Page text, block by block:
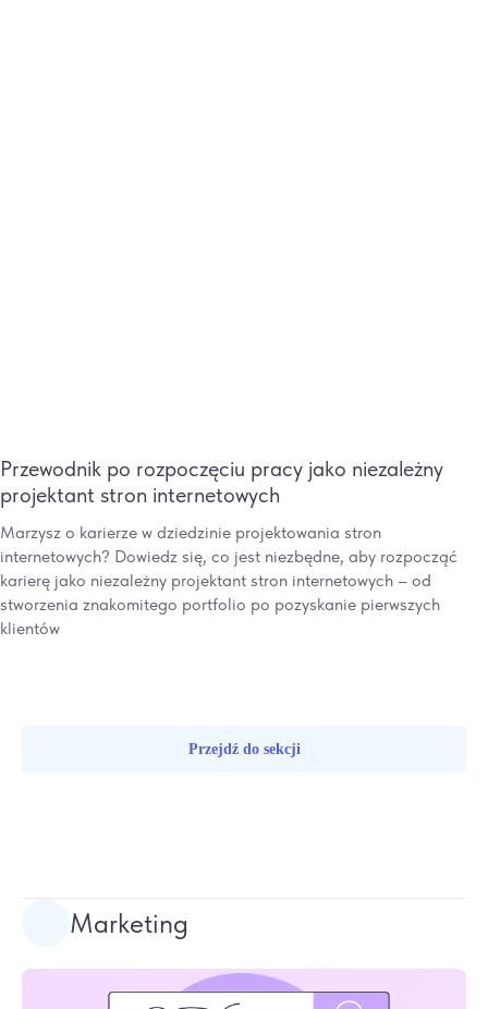
Przewodnik po rozpoczęciu pracy jako niezależny
projektant stron internetowych
Marzysz o karierze w dziedzinie projektowania stron
internetowych? Dowiedz się, co jest niezbędne, aby rozpocząć
karierę jako niezależny projektant stron internetowych – od
stworzenia znakomitego portfolio po pozyskanie pierwszych
klientów
Przejdź do sekcji
Marketing